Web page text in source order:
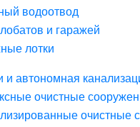
водоотвод
и гаражей
лотки
и автономная
очистные
очистные